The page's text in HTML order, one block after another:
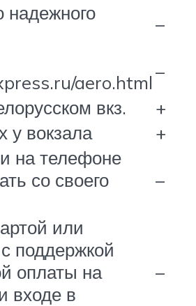
надежного
–
aero.html–
вкз.
+
у вокзала
+
на телефоне
со своего
–
или
поддержкой
оплаты на
входе в
–